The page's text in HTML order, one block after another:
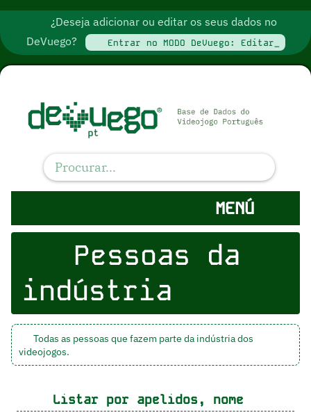
¿Deseja adicionar ou editar os seus dados no
DeVuego?
Entrar no MODO DeVuego: Editar_
MENÚ
Pessoas da
indústria
Todas as pessoas que fazem parte da indústria dos
videojogos.
Listar por apelidos, nome